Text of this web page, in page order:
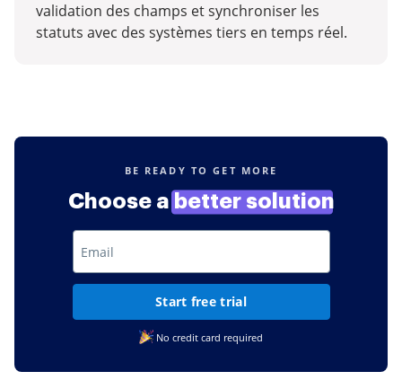
validation des champs et synchroniser les
statuts avec des systèmes tiers en temps réel.
BE READY TO GET MORE
Choose a better solution
Start free trial
No credit card required